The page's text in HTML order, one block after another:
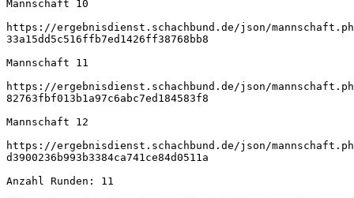
Mannschaft 10
https://ergebnisdienst.schachbund.de/json/
33a15dd5c516ffb7ed1426ff38768bb8
Mannschaft 11
https://ergebnisdienst.schachbund.de/json/
82763fbf013b1a97c6abc7ed184583f8
Mannschaft 12
https://ergebnisdienst.schachbund.de/json/
d3900236b993b3384ca741ce84d0511a
Anzahl Runden: 11